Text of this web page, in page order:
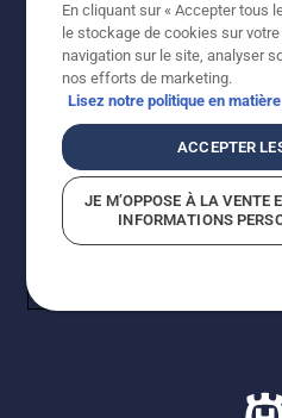
L'approche de
développement durable
Publication des
informations sur la
Postes vacants
En cliquant sur « Accepter tous
le stockage de cookies sur
navigation sur le site, analyser
nos efforts de marketing.
Lisez notre politique en
ACCEPTER
JE M’OPPOSE À LA VENTE
INFORMATIONS